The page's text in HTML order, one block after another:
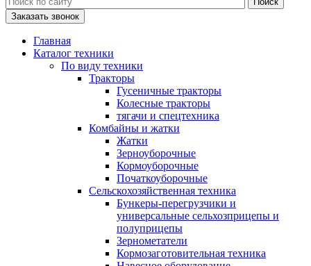
Заказать звонок
Главная
Каталог техники
По виду техники
Тракторы
Гусеничные тракторы
Колесные тракторы
тягачи и спецтехника
Комбайны и жатки
Жатки
Зерноуборочные
Кормоуборочные
Початкоуборочные
Сельскохозяйственная техника
Бункеры-перегрузчики и
универсальные сельхозприцепы и
полуприцепы
Зернометатели
Кормозаготовительная техника